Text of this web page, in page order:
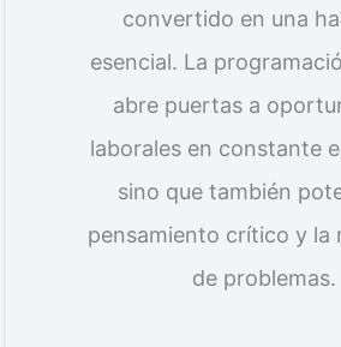
convertido en una
esencial. La
abre puertas a
laborales en constante
sino que también
pensamiento crítico y la
de problemas.